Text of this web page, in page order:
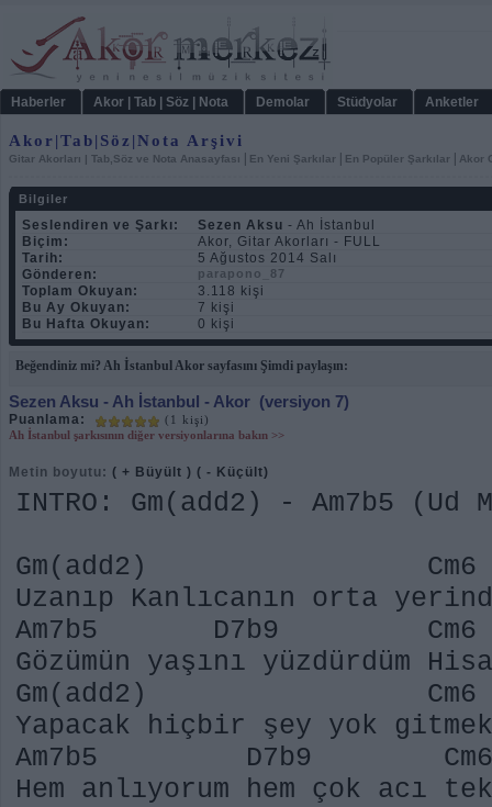
Haberler Akor | Tab | Söz | Nota Demolar Stüdyolar Anketler
Akor|Tab|Söz|Nota Arşivi
Gitar Akorları | Tab,Söz ve Nota Anasayfası En Yeni Şarkılar En Popüler Şarkılar Akor
Bilgiler
Seslendiren ve Şarkı: Sezen Aksu - Ah İstanbul
Biçim:
Akor, Gitar Akorları - FULL
Tarih:
5 Ağustos 2014 Salı
Gönderen:
parapono_87
Toplam Okuyan:
3.118 kişi
Bu Ay Okuyan:
7 kişi
Bu Hafta Okuyan:
0 kişi
Beğendiniz mi? Ah İstanbul Akor sayfasını Şimdi paylaşın:
Sezen Aksu - Ah İstanbul - Akor (versiyon 7)
Puanlama:
(1 kişi)
Ah İstanbul şarkısının diğer versiyonlarına bakın >>
Metin boyutu: ( + Büyült ) ( - Küçült)
INTRO: Gm(add2) - Am7b5
Gm(add2) Cm6
Uzanıp Kanlıcanın orta
Am7b5 D7b9
Gözümün yaşını yüzdürdüm
Gm(add2) Cm6
Yapacak hiçbir şey yok
Am7b5 D7b9
Hem anlıyorum hem çok